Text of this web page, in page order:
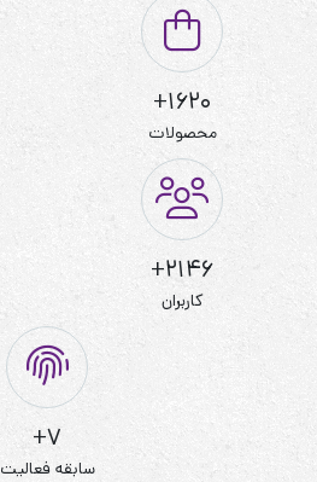
1620+
محصولات
2146+
کاربران
7+
سابقه فعالیت